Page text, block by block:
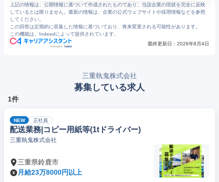
10
三重執鬼の評判・口コミ - エン カイシャの評判
11https://jobtalk.jp/companies/64330
上記の情報は、公開情報に基づいて作成されたものであり、当該企業の現状を完全に反映
しているとは限りません。最新の情報は、企業の公式ウェブサイトや採用情報などを参照
してください。
この回答は定期的に収集した情報に基づいており、将来変更される可能性があります。
この機能は、Indeedによって提供されています。
最終更新日： 2026年8月4日
三重執鬼株式会社
募集している求人
1件
NEW 正社員
配送業務|コピー用紙等(1tドライバー)
三重執鬼株式会社
三重県鈴鹿市
月給23万8000円以上